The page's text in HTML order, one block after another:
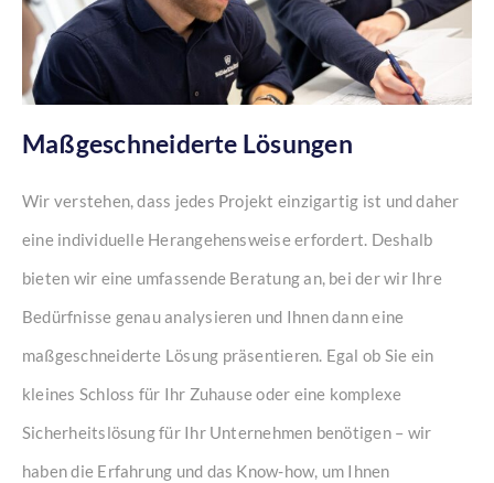
Maßgeschneiderte Lösungen
Wir verstehen, dass jedes Projekt einzigartig ist und daher
eine individuelle Herangehensweise erfordert. Deshalb
bieten wir eine umfassende Beratung an, bei der wir Ihre
Bedürfnisse genau analysieren und Ihnen dann eine
maßgeschneiderte Lösung präsentieren. Egal ob Sie ein
kleines Schloss für Ihr Zuhause oder eine komplexe
Sicherheitslösung für Ihr Unternehmen benötigen – wir
haben die Erfahrung und das Know-how, um Ihnen